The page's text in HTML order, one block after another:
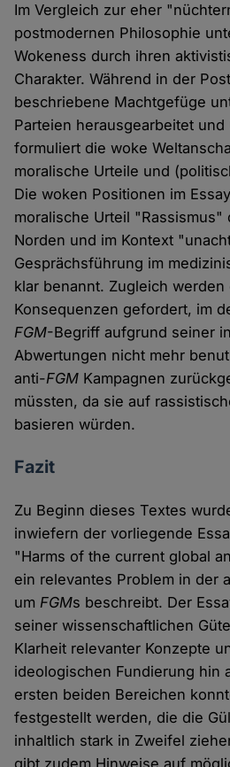
Im Vergleich zur eher
postmodernen Philosophie
Wokeness durch ihren
Charakter. Während in der
beschriebene Machtgefüge
Parteien herausgearbeitet
formuliert die woke
moralische Urteile und
Die woken Positionen im
moralische Urteil "Rassismus"
Norden und im Kontext
Gesprächsführung im
klar benannt. Zugleich werden
Konsequenzen gefordert, im
FGM-Begriff aufgrund seiner
Abwertungen nicht mehr
anti-FGM Kampagnen
müssten, da sie auf
basieren würden.
Fazit
Zu Beginn dieses Textes
inwiefern der vorliegende
"Harms of the current global
ein relevantes Problem in der
umFGMs beschreibt. Der
seiner wissenschaftlichen
Klarheit relevanter Konzepte
ideologischen Fundierung hin
ersten beiden Bereichen
festgestellt werden, die die
inhaltlich stark in Zweifel